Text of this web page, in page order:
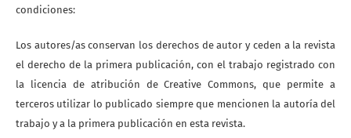
condiciones:
Los autores/as conservan los derechos de autor y ceden a la revista
el derecho de la primera publicación, con el trabajo registrado con
la licencia de atribución de Creative Commons, que permite a
terceros utilizar lo publicado siempre que mencionen la autoría del
trabajo y a la primera publicación en esta revista.